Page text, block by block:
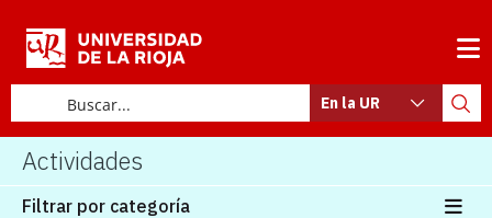
En la UR
Actividades
Filtrar por categoría